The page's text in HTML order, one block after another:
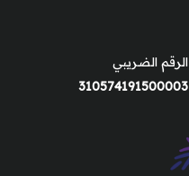
الرقم الضريبي
310574191500003